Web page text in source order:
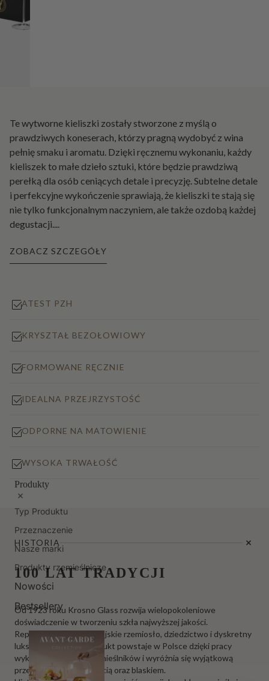
Produkty
Typ Produktu
Przeznaczenie
Nasze marki
Produkty rzemieślnicze
Nowości
Bestsellery
Te wytworne kieliszki zostały stworzone z myślą o
prawdziwych koneserach, którzy pragną wydobyć z wina
pełnię smaku i aromatu. Dzięki ręcznemu wykonaniu, każdy
kieliszek to małe dzieło sztuki, które będzie prawdziwą
perełką dla osób ceniących detale i precyzję. Subtelne detale
i perfekcyjne wykończenie sprawiają, że kieliszki te stają się
nie tylko funkcjonalnym naczyniem, ale także ozdobą każdej
degustacji....
ZOBACZ SZCZEGÓŁY
ATEST PZH
KRYSZTAŁ BEZOŁOWIOWY
FORMOWANE RĘCZNIE
IDEALNA PRZEJRZYSTOŚĆ
ODPORNE NA MATOWIENIE
WYSOKA TRWAŁOŚĆ
HISTORIA
100 LAT TRADYCJI
Od 1923 roku Krosno Glass rozwija wielopokoleniowe
doświadczenie w tworzeniu szkła najwyższej jakości.
Reprezentujemy europejskie rzemiosło, dziedzictwo i dyskretny
luksus. Każdy nasz produkt powstaje w Polsce dzięki pracy
wykwalifikowanych rzemieślników i wyróżnia się wyjątkową
przejrzystością, trwałością oraz blaskiem.